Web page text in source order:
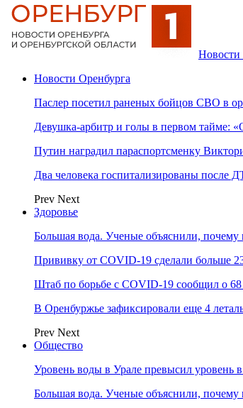
Новости
Новости Оренбурга
Паслер посетил раненых бойцов СВО в
Девушка-арбитр и голы в первом тайме:
Путин наградил параспортсменку
Два человека госпитализированы после
Prev Next
Здоровье
Большая вода. Ученые объяснили,
Прививку от COVID-19 сделали больше
Штаб по борьбе с СOVID-19 сообщил о 68
В Оренбуржье зафиксировали еще 4
Prev Next
Общество
Уровень воды в Урале превысил уровень
Большая вода. Ученые объяснили,